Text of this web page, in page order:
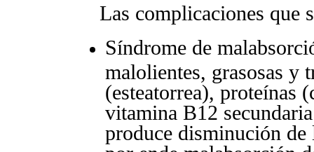
Las complicaciones que
Síndrome de
malolientes, grasosas y
(esteatorrea), proteínas
vitamina B12
produce disminución